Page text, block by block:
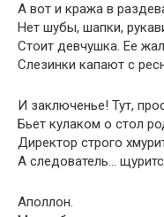
А вот и кража в
Нет шубы, шапки,
Стоит девчушка. Ее
Слезинки капают с
И заключенье! Тут,
Бьет кулаком о стол
Директор строго
А следователь…
Аполлон.